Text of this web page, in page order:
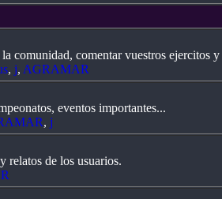
comunidad, comentar vuestros ejercitos y
, j, AGRAMAR
eventos importantes...
, j
relatos de los usuarios.